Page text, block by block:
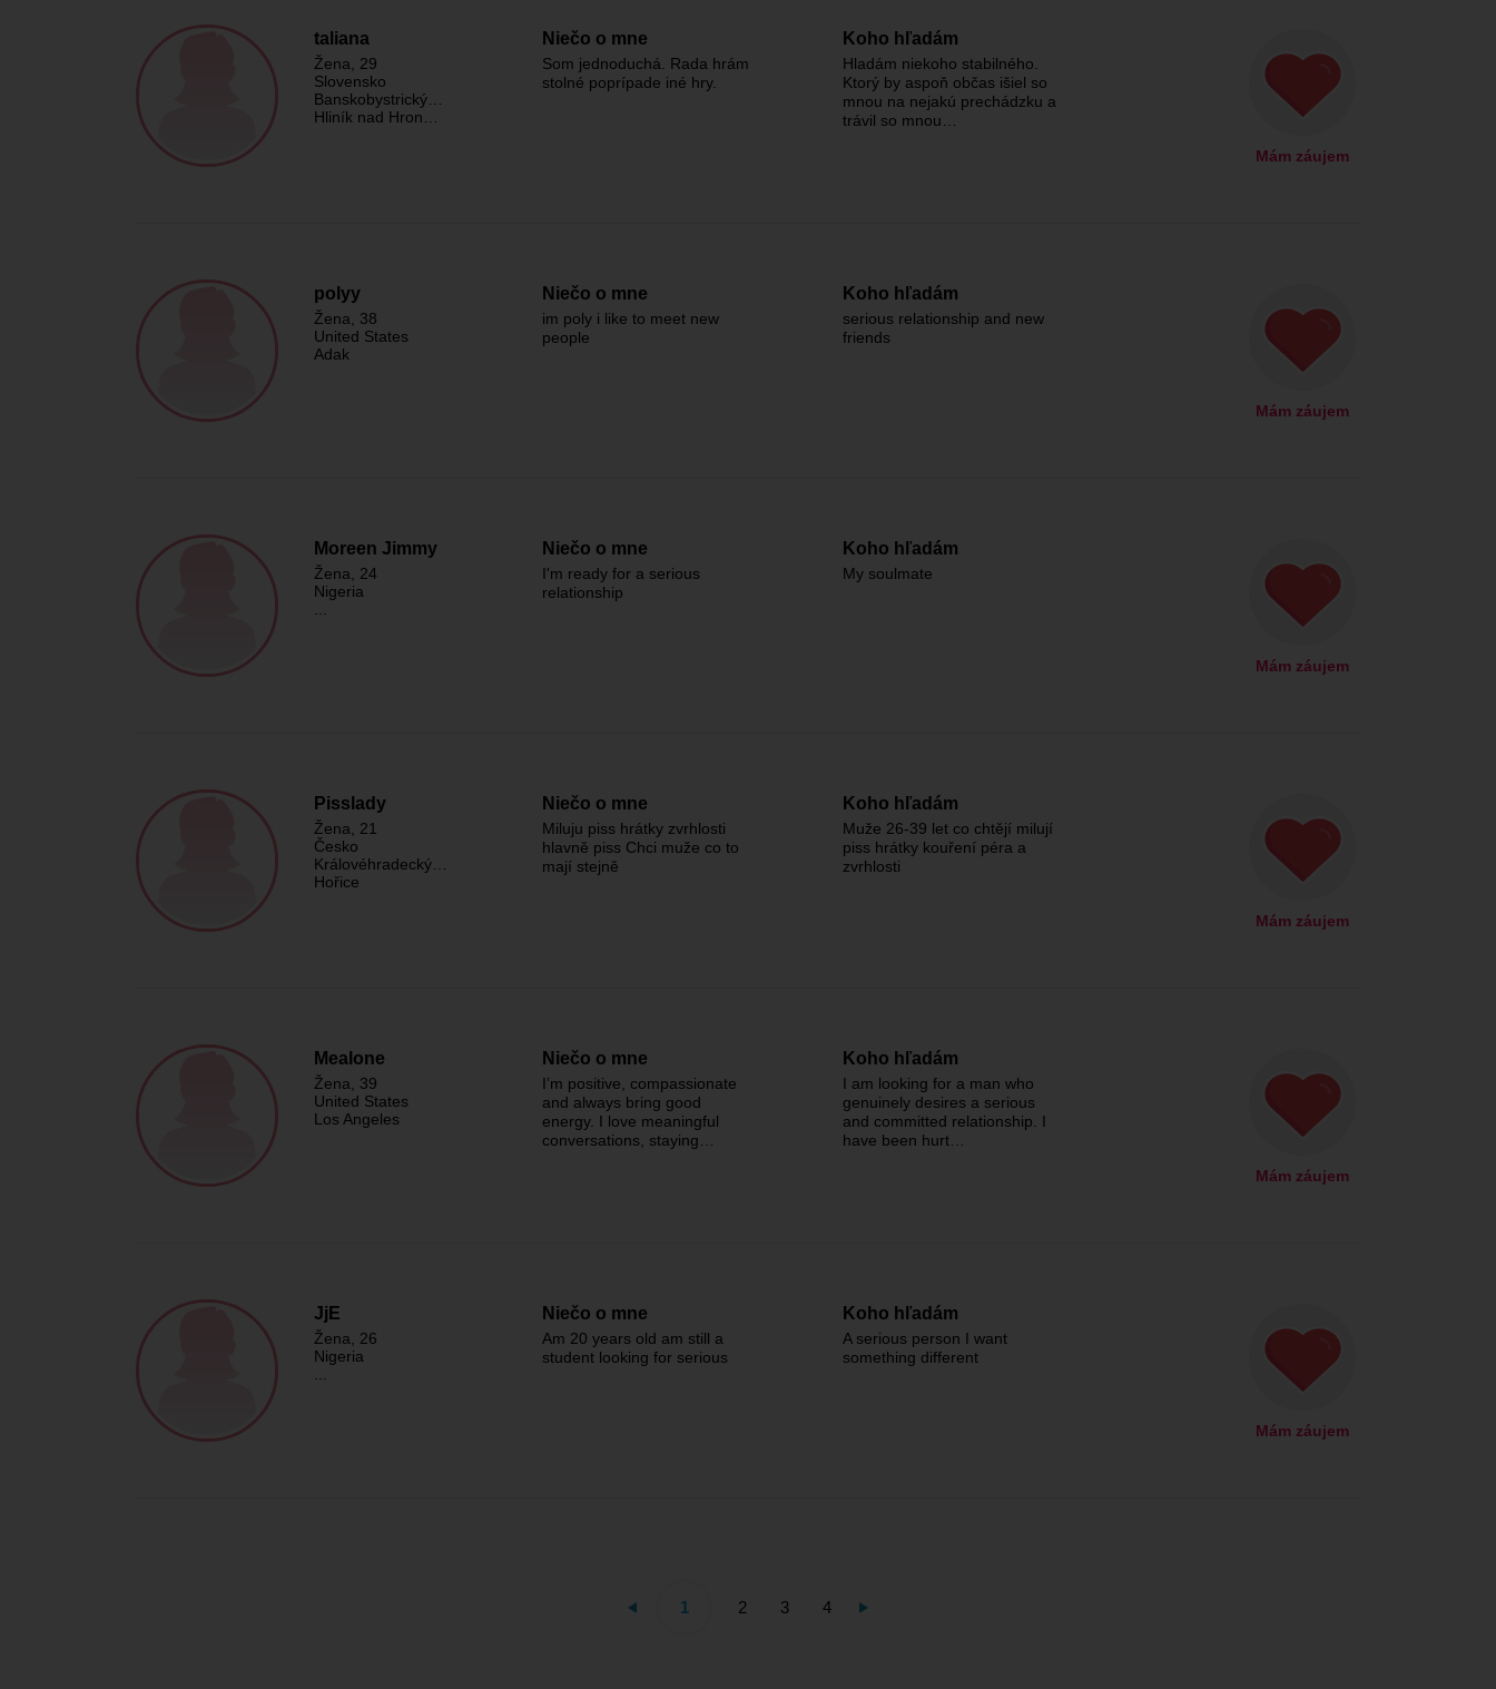
taliana
Žena , 29
Slovensko
Banskobystrický…
Hliník nad Hron…
Niečo o mne
Som jednoduchá. Rada hrám
stolné poprípade iné hry.
Koho hľadám
Hladám niekoho stabilného.
Ktorý by aspoň občas išiel so
mnou na nejakú prechádzku a
trávil so mnou…
Mám záujem
polyy
Žena , 38
United States
Adak
Niečo o mne
im poly i like to meet new
people
Koho hľadám
serious relationship and new
friends
Mám záujem
Moreen Jimmy
Žena , 24
Nigeria
Niečo o mne
I'm ready for a serious
relationship
Koho hľadám
My soulmate
Mám záujem
Pisslady
Žena , 21
Česko
Královéhradecký…
Hořice
Niečo o mne
Miluju piss hrátky zvrhlosti
hlavně piss Chci muže co to
mají stejně
Koho hľadám
Muže 26-39 let co chtějí milují
piss hrátky kouření péra a
zvrhlosti
Mám záujem
Mealone
Žena , 39
United States
Los Angeles
Niečo o mne
I’m positive, compassionate
and always bring good
energy. I love meaningful
conversations, staying…
Koho hľadám
I am looking for a man who
genuinely desires a serious
and committed relationship. I
have been hurt…
Mám záujem
JjE
Žena , 26
Nigeria
Niečo o mne
Am 20 years old am still a
student looking for serious
Koho hľadám
A serious person I want
something different
Mám záujem
1 2 3 4